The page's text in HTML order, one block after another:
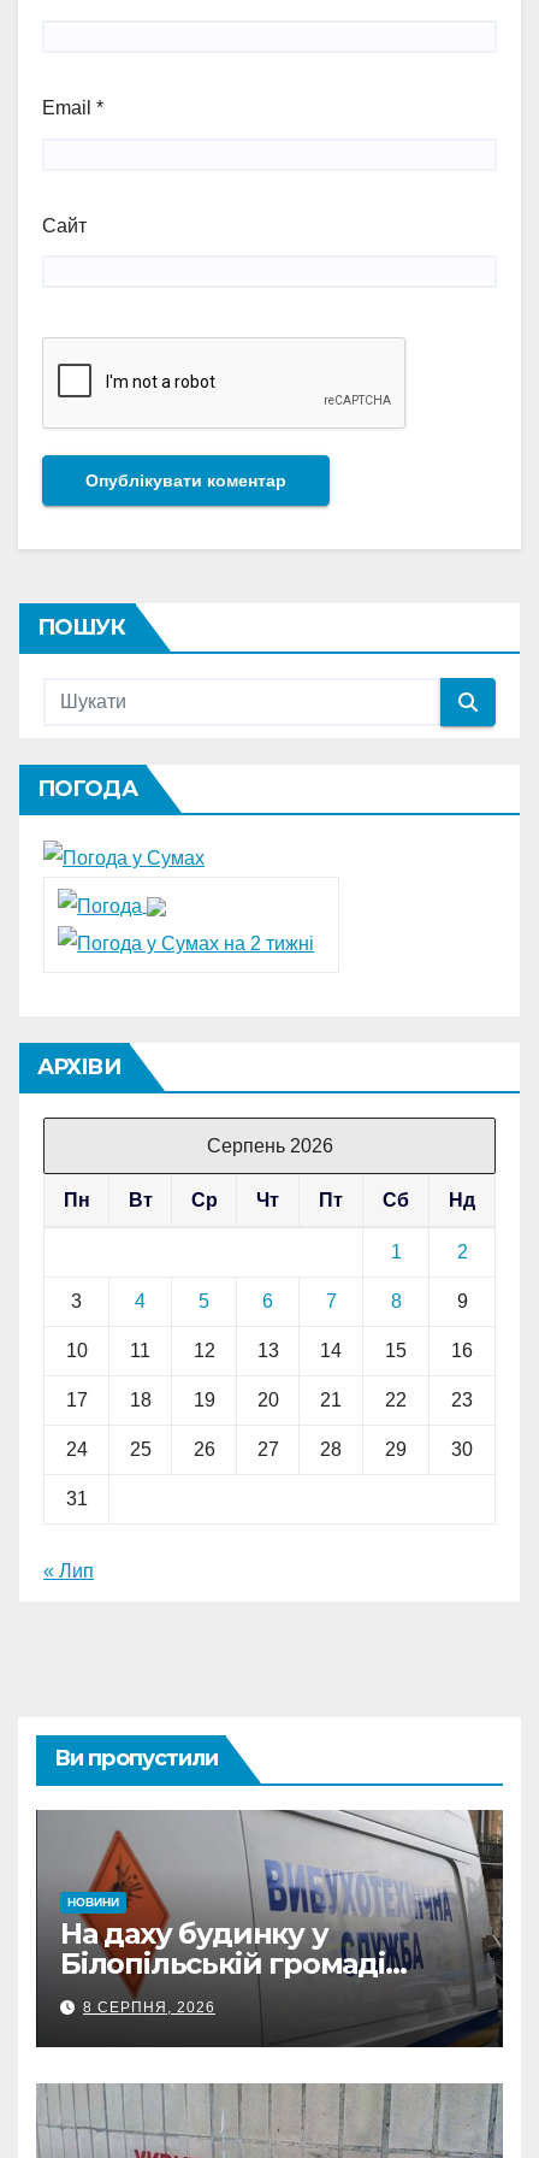
Email *
Сайт
ПОШУК
ПОГОДА
АРХІВИ
Серпень 2026
Пн Вт Ср Чт Пт Сб Нд
1 2
3 4 5 6 7 8 9
10 11 12 13 14 15 16
17 18 19 20 21 22 23
24 25 26 27 28 29 30
31
« Лип
Ви пропустили
НОВИНИ
На даху будинку у
Білопільській громаді
знайшли 120-мм міну
8 СЕРПНЯ, 2026